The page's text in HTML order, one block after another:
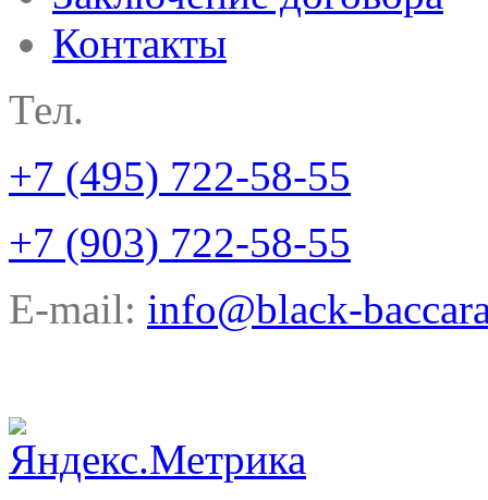
Контакты
Тел.
+7 (495) 722-58-55
+7 (903) 722-58-55
E-mail: info@black-